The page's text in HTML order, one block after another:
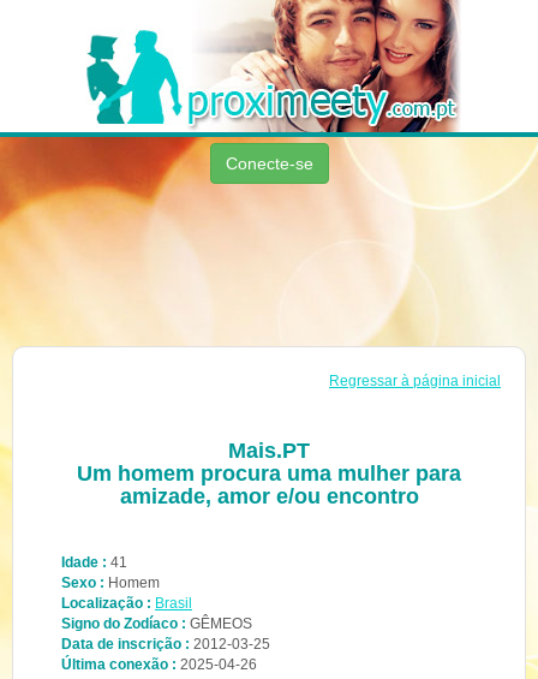
Conecte-se
Regressar à página inicial
Mais.PT
Um homem procura uma mulher para
amizade, amor e/ou encontro
Idade : 41
Sexo : Homem
Localização : Brasil
Signo do Zodíaco : GÊMEOS
Data de inscrição : 2012-03-25
Última conexão : 2025-04-26